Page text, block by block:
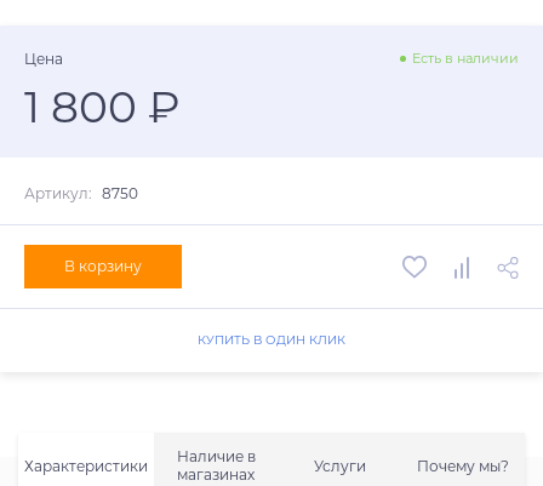
Характеристики
Наличие в
магазинах
Услуги Почему мы?
Цена Есть в наличии
1 800 ₽
Артикул: 8750
В корзину
КУПИТЬ В ОДИН КЛИК